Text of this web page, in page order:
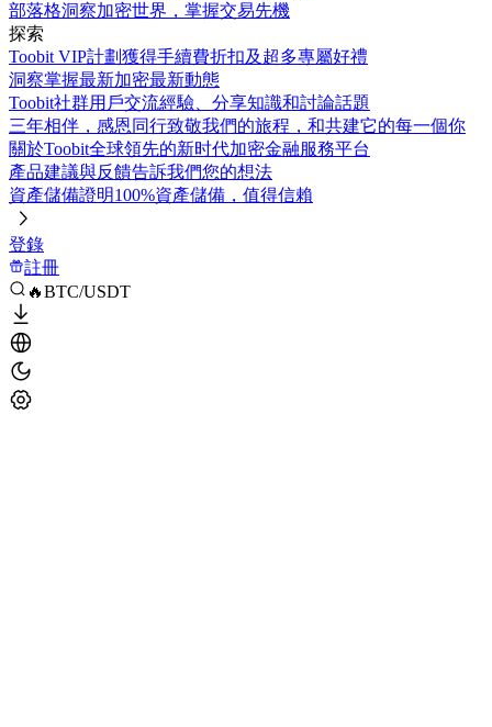
部落格洞察加密世界，掌握交易先機
探索
Toobit VIP計劃獲得手續費折扣及超多專屬好禮
洞察掌握最新加密最新動態
Toobit社群用戶交流經驗、分享知識和討論話題
三年相伴，感恩同行致敬我們的旅程，和共建它的每一個你
關於Toobit全球領先的新时代加密金融服務平台
產品建議與反饋告訴我們您的想法
資產儲備證明100%資產儲備，值得信賴
登錄
註冊
🔥BTC/USDT